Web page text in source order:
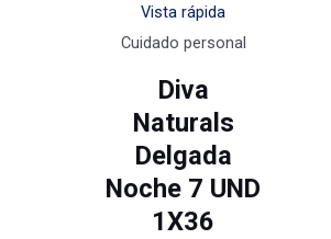
Vista rápida
Cuidado personal
Diva
Naturals
Delgada
Noche 7 UND
1X36